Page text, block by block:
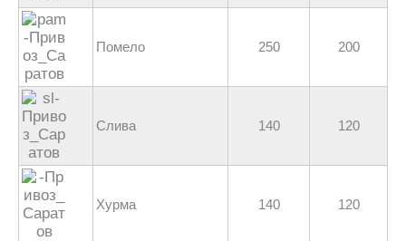
Помело 250 200
Слива 140 120
Хурма 140 120